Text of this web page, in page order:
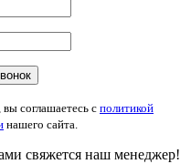
соглашаетесь с политикой
нашего сайта.
свяжется наш менеджер!